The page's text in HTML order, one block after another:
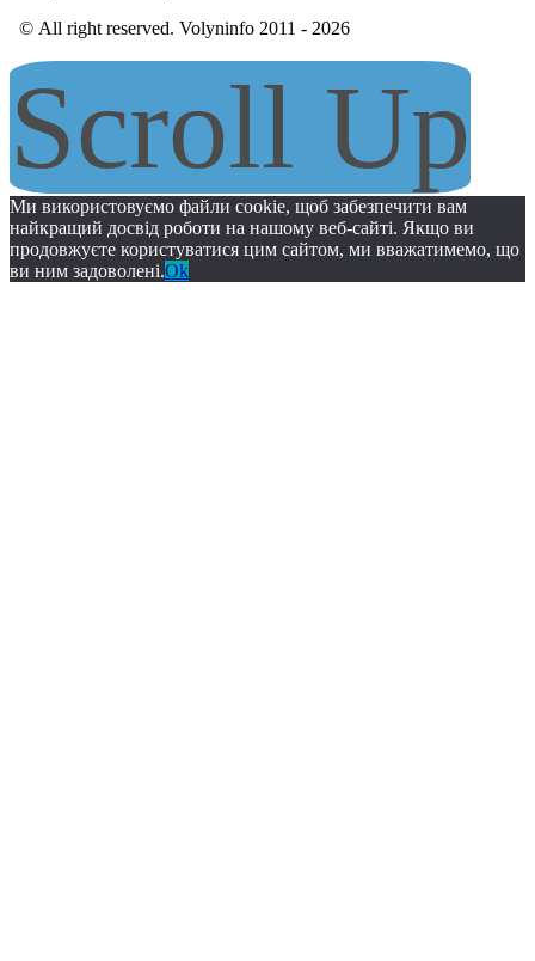
© All right reserved. Volyninfo 2011 - 2026
Scroll Up
Ми використовуємо файли cookie, щоб забезпечити вам
найкращий досвід роботи на нашому веб-сайті. Якщо ви
продовжуєте користуватися цим сайтом, ми вважатимемо, що
ви ним задоволені.Ok